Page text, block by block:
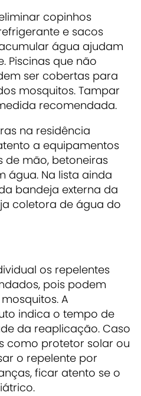
copinhos
e sacos
água ajudam
Piscinas que não
ser cobertas para
mosquitos. Tampar
recomendada.
na residência
a equipamentos
de mão, betoneiras
água. Na lista ainda
bandeja externa da
coletora de água do
os repelentes
pois podem
A
indica o tempo de
da reaplicação. Caso
como protetor solar ou
o repelente por
ficar atento se o